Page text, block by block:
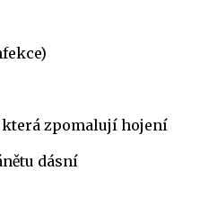
zpomalují hojení
dásní